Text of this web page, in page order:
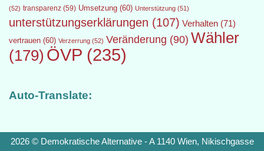
(52) transparenz (59) Umsetzung (60) Unterstützung (51)
unterstützungserklärungen (107) Verhalten (71)
vertrauen (60) Verzerrung (52) Veränderung (90) Wähler
(179) ÖVP (235)
Auto-Translate:
2026 © Demokratische Alternative - A 1140 Wien, Nikischgasse